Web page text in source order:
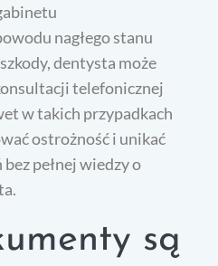
nagłego stanu
dentysta może
telefonicznej
w takich przypadkach
ostrożność i unikać
pełnej wiedzy o
są